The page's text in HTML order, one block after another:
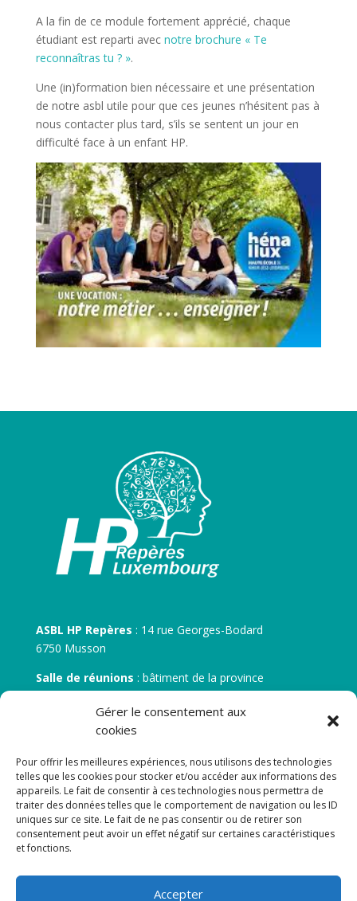
Gérer le consentement aux
cookies
Pour offrir les meilleures expériences, nous utilisons des technologies
telles que les cookies pour stocker et/ou accéder aux informations des
appareils. Le fait de consentir à ces technologies nous permettra de
traiter des données telles que le comportement de navigation ou les ID
uniques sur ce site. Le fait de ne pas consentir ou de retirer son
consentement peut avoir un effet négatif sur certaines caractéristiques
et fonctions.
Accepter
A la fin de ce module fortement apprécié, chaque
étudiant est reparti avec notre brochure « Te
reconnaîtras tu ? ».
Une (in)formation bien nécessaire et une présentation
de notre asbl utile pour que ces jeunes n’hésitent pas à
nous contacter plus tard, s’ils se sentent un jour en
difficulté face à un enfant HP.
ASBL HP Repères : 14 rue Georges-Bodard
6750 Musson
Salle de réunions : bâtiment de la province
30 rue Zénobe Gramme – 6700 Arlon
N° d’entreprise :BE 0506.746.707
N° de compte IBAN
: BE 05 7512 0751 5675
Newsletter